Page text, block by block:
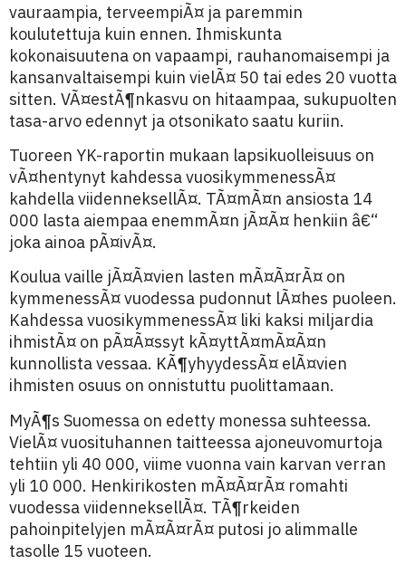
vauraampia, terveempiÃ¤ ja paremmin
koulutettuja kuin ennen. Ihmiskunta
kokonaisuutena on vapaampi, rauhanomaisempi ja
kansanvaltaisempi kuin vielÃ¤ 50 tai edes 20 vuotta
sitten. VÃ¤estÃ¶nkasvu on hitaampaa, sukupuolten
tasa-arvo edennyt ja otsonikato saatu kuriin.
Tuoreen YK-raportin mukaan lapsikuolleisuus on
vÃ¤hentynyt kahdessa vuosikymmenessÃ¤
kahdella viidenneksellÃ¤. TÃ¤mÃ¤n ansiosta 14
000 lasta aiempaa enemmÃ¤n jÃ¤Ã¤ henkiin â€“
joka ainoa pÃ¤ivÃ¤.
Koulua vaille jÃ¤Ã¤vien lasten mÃ¤Ã¤rÃ¤ on
kymmenessÃ¤ vuodessa pudonnut lÃ¤hes puoleen.
Kahdessa vuosikymmenessÃ¤ liki kaksi miljardia
ihmistÃ¤ on pÃ¤Ã¤ssyt kÃ¤yttÃ¤mÃ¤Ã¤n
kunnollista vessaa. KÃ¶yhyydessÃ¤ elÃ¤vien
ihmisten osuus on onnistuttu puolittamaan.
MyÃ¶s Suomessa on edetty monessa suhteessa.
VielÃ¤ vuosituhannen taitteessa ajoneuvomurtoja
tehtiin yli 40 000, viime vuonna vain karvan verran
yli 10 000. Henkirikosten mÃ¤Ã¤rÃ¤ romahti
vuodessa viidenneksellÃ¤. TÃ¶rkeiden
pahoinpitelyjen mÃ¤Ã¤rÃ¤ putosi jo alimmalle
tasolle 15 vuoteen.